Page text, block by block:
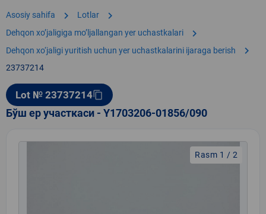
Asosiy sahifa chevron_right Lotlar chevron_right
Dehqon xoʼjaligiga moʼljallangan yer uchastkalari chevron_right
Dehqon xo‘jaligi yuritish uchun yer uchastkalarini ijaraga berish chevron_right
23737214
Lot № 23737214content_copy
Бўш ер участкаси - Y1703206-01856/090
Rasm 1 / 2